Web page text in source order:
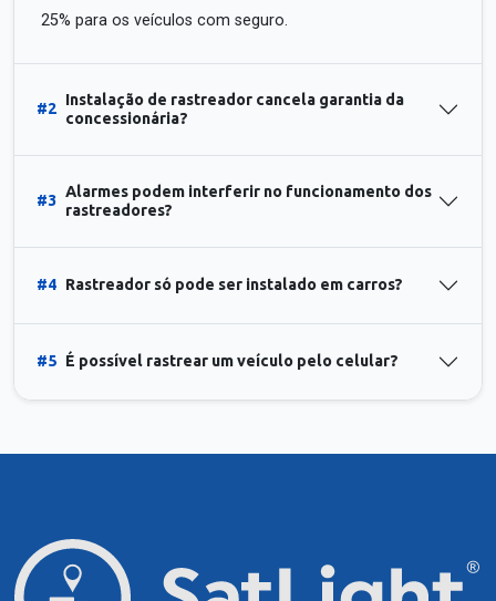
25% para os veículos com seguro.
#2
Instalação de rastreador cancela garantia da
concessionária?
#3
Alarmes podem interferir no funcionamento dos
rastreadores?
#4 Rastreador só pode ser instalado em carros?
#5 É possível rastrear um veículo pelo celular?